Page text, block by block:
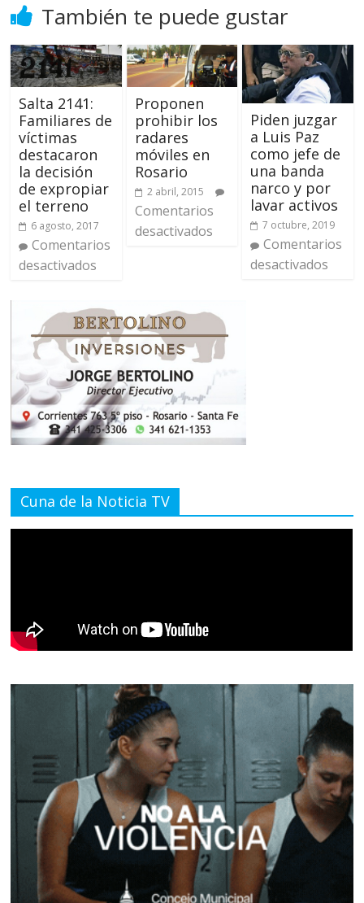
También te puede gustar
Salta 2141:
Familiares de
víctimas
destacaron
la decisión
de expropiar
el terreno
6 agosto, 2017
Comentarios
desactivados
Proponen
prohibir los
radares
móviles en
Rosario
2 abril, 2015
Comentarios
desactivados
Piden juzgar
a Luis Paz
como jefe de
una banda
narco y por
lavar activos
7 octubre, 2019
Comentarios
desactivados
Cuna de la Noticia TV